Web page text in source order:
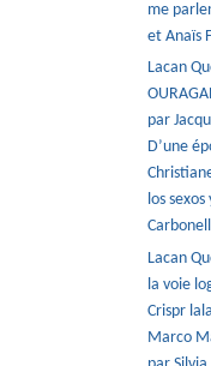
me
et Anaïs
Lacan
par
D’une
los
Carbonell
Lacan
la voie
Crispr
Marco